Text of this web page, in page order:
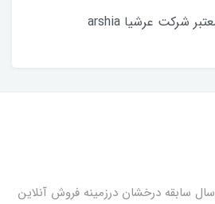
فروشگاه آنلاین پروین با 10سال سابقه درخشان درزمینه فروش آنلاین